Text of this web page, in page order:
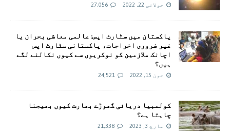
جولائی 22, 2022 27,056
پاکستان میں سٹارٹ اپس: عالمی معاشی بحران یا
غیر ضروری اخراجات، پاکستانی سٹارٹ اپس
اچانک ملازمین کو نوکریوں سے کیوں نکالنے لگے
ہیں؟
جون 15, 2022 24,521
کولمبیا دریائی گھوڑے بھارت کیوں بھیجنا
چاہتا ہے؟
مارچ 3, 2023 21,338